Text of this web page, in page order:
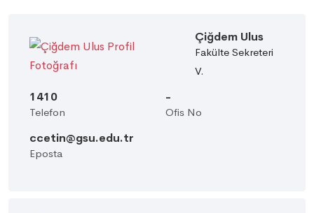
Çiğdem Ulus
Fakülte Sekreteri
V.
1410
Telefon
-
Ofis No
ccetin@gsu.edu.tr
Eposta